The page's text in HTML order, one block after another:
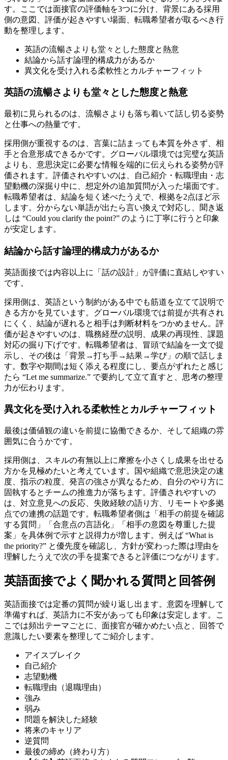
す。ここでは面接官の評価軸を3つに分け、背景にある採用
側の意図、評価が起きやすい場面、転職希望者が取るべき行
動を整理します。
英語の流暢さよりも堂々とした態度と熱意
結論から話す論理的構成力があるか
異文化を受け入れる柔軟性とカルチャーフィット
英語の流暢さよりも堂々とした態度と熱意
最初に見られるのは、流暢さよりも落ち着いて話し切る姿勢
と仕事への熱量です。
採用側が重視するのは、言葉に詰まっても本質を外さず、相
手と合意形成できるかです。グローバル環境では完璧な英語
よりも、意思決定に必要な情報を端的に伝えられる姿勢が評
価されます。評価されやすいのは、自己紹介・転職理由・志
望動機の深掘り中に、想定外の追加質問が入った場面です。
転職希望者は、結論を短く述べたうえで、根拠を2点ほど示
します。分からない単語が出たら言い換えで対応し、聞き返
しは “Could you clarify the point?” のように丁寧に行うと印象
が安定します。
結論から話す論理的構成力があるか
英語面接では内容以上に「話の設計」が評価に直結しやすい
です。
採用側は、英語という制約がある中でも筋道を立てて説明で
きる方かを見ています。グローバル環境では前提が共有され
にくく、結論が遅れると相手は判断材料をつかめません。評
価が起きやすいのは、職務経歴の説明、成果の再現性、課題
対応の掘り下げです。転職希望者は、冒頭で結論を一文で提
示し、その後は「背景→打ち手→結果→学び」の順で話しま
す。数字や期間は短く添える程度にし、要点がずれたと感じ
たら “Let me summarize.” で要約して立て直すと、思考の整理
力が伝わります。
異文化を受け入れる柔軟性とカルチャーフィット
最後は価値観の違いを前提に協働できるか、そして組織の雰
囲気に合うかです。
採用側は、スキルの有無以上に摩擦を小さくし成果を出せる
方かを見極めたいと考えています。国や組織で意思決定の速
度、指示の粒度、発言の強さが異なるため、自分のやり方に
固執するとチームの推進力が落ちます。評価されやすいの
は、対立意見への反応、失敗経験の語り方、リモートや多拠
点での連携の話題です。転職希望者側は「相手の前提を確認
する質問」「合意点の言語化」「相手の意図を尊重した提
案」を具体例で示すと説得力が増します。例えば “What is
the priority?” と優先度を確認し、方針が変わった際は理由を
理解したうえで次の手を提案できると評価につながります。
英語面接でよく聞かれる質問と回答例
英語面接では定番の質問が繰り返し出ます。意図を理解して
準備すれば、英語力に不安があっても印象は安定します。こ
こでは頻出テーマごとに、面接官が確かめたい点と、回答で
意識したい要素を整理してご紹介します。
アイスブレイク
自己紹介
志望動機
転職理由（退職理由）
強み
弱み
問題を解決した経験
将来のキャリア
逆質問
最後の締め（終わり方）